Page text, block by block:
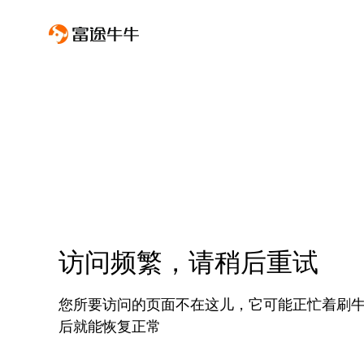
访问频繁，请稍后重试
您所要访问的页面不在这儿，它可能正忙着刷
后就能恢复正常